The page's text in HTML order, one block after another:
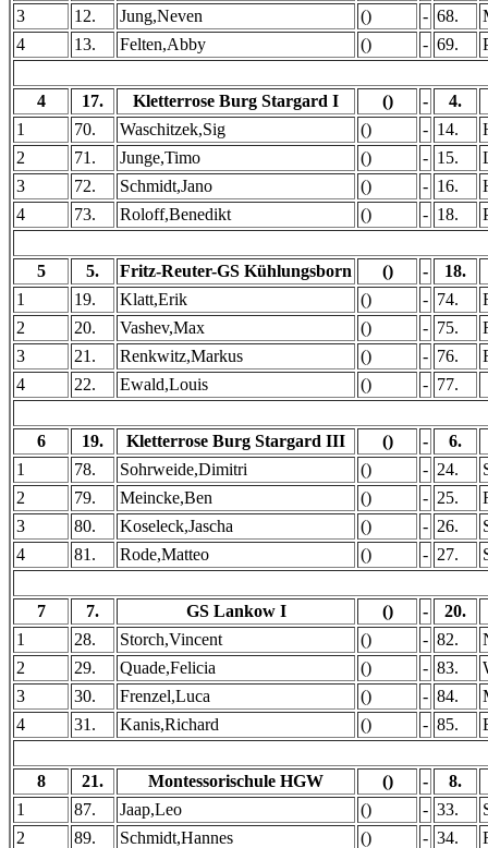
3
12. Jung,Neven () - 68.
4
13. Felten,Abby () - 69.
4 17. Kletterrose Burg Stargard I () -
4.
1
70. Waschitzek,Sig () - 14.
2
71. Junge,Timo () - 15.
3
72. Schmidt,Jano () - 16.
4
73. Roloff,Benedikt () - 18.
5 5. Fritz-Reuter-GS Kühlungsborn () -
18.
1
19. Klatt,Erik () - 74.
2
20. Vashev,Max () - 75.
3
21. Renkwitz,Markus () - 76.
4
22. Ewald,Louis () - 77.
6 19. Kletterrose Burg Stargard III () -
6.
1
78. Sohrweide,Dimitri () - 24.
2
79. Meincke,Ben () - 25.
3
80. Koseleck,Jascha () - 26.
4
81. Rode,Matteo () - 27.
7 7. GS Lankow I () -
20.
1
28. Storch,Vincent () - 82.
2
29. Quade,Felicia () - 83.
3
30. Frenzel,Luca () - 84.
4
31. Kanis,Richard () - 85.
8 21. Montessorischule HGW () -
8.
1
87. Jaap,Leo () - 33.
2
89. Schmidt,Hannes () - 34.